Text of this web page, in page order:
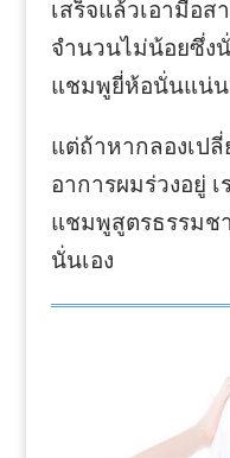
เสร็จแล้วเอามือ
จำนวนไม่น้อยซึ่ง
แชมพูยี่ห้อนั่นแน่
แต่ถ้าหากลองเป
อาการผมร่วงอยู่
แชมพูสูตรธรรมช
นั่นเอง